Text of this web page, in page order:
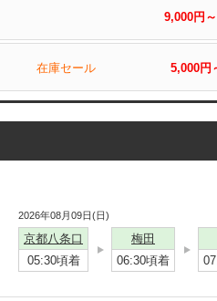
9,000円
在庫セール 5,000円
2026年08月09日(日)
京都八条口
05:30頃着
梅田
06:30頃着